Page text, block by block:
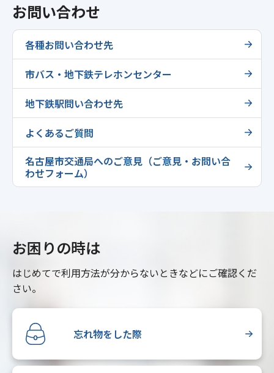
お問い合わせ
各種お問い合わせ先
市バス・地下鉄テレホンセンター
地下鉄駅問い合わせ先
よくあるご質問
名古屋市交通局へのご意見（ご意見・お問い合
わせフォーム）
お困りの時は
はじめてで利用方法が分からないときなどにご確認くだ
さい。
忘れ物をした際